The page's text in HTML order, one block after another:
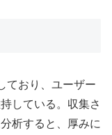
ており、ユーザー
している。収集さ
析すると、厚みに